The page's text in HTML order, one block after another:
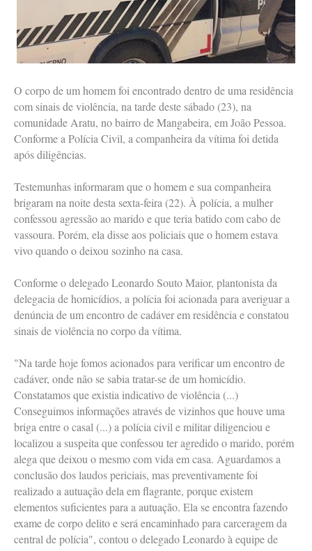
O corpo de um homem foi encontrado dentro de uma residência
com sinais de violência, na tarde deste sábado (23), na
comunidade Aratu, no bairro de Mangabeira, em João Pessoa.
Conforme a Polícia Civil, a companheira da vítima foi detida
após diligências.
Testemunhas informaram que o homem e sua companheira
brigaram na noite desta sexta-feira (22). À polícia, a mulher
confessou agressão ao marido e que teria batido com cabo de
vassoura. Porém, ela disse aos policiais que o homem estava
vivo quando o deixou sozinho na casa.
Conforme o delegado Leonardo Souto Maior, plantonista da
delegacia de homicídios, a polícia foi acionada para averiguar a
denúncia de um encontro de cadáver em residência e constatou
sinais de violência no corpo da vítima.
"Na tarde hoje fomos acionados para verificar um encontro de
cadáver, onde não se sabia tratar-se de um homicídio.
Constatamos que existia indicativo de violência (...)
Conseguimos informações através de vizinhos que houve uma
briga entre o casal (...) a polícia civil e militar diligenciou e
localizou a suspeita que confessou ter agredido o marido, porém
alega que deixou o mesmo com vida em casa. Aguardamos a
conclusão dos laudos periciais, mas preventivamente foi
realizado a autuação dela em flagrante, porque existem
elementos suficientes para a autuação. Ela se encontra fazendo
exame de corpo delito e será encaminhado para carceragem da
central de polícia", contou o delegado Leonardo à equipe de